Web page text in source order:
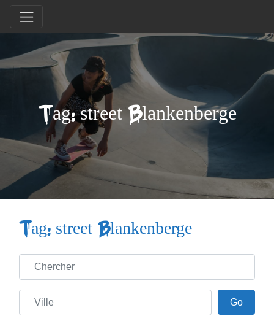
Tag: street Blankenberge
Tag: street Blankenberge
Chercher
Ville GoGo